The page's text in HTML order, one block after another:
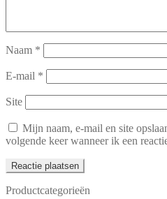
Naam *
E-mail *
Site
Mijn naam, e-mail en site
volgende keer wanneer ik een
Productcategorieën